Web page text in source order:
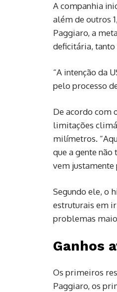
A companhia
além de outros
Paggiaro, a
deficitária,
“A intenção da
pelo processo
De acordo com
limitações
milímetros.
que a gente
vem justamente
Segundo ele, o
estruturais em
problemas
Ganhos
Os primeiros
Paggiaro, os